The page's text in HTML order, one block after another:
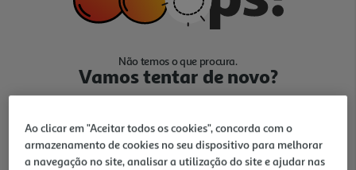
Não temos o que procura.
Vamos tentar de novo?
Ao clicar em "Aceitar todos os cookies", concorda com o
armazenamento de cookies no seu dispositivo para melhorar
a navegação no site, analisar a utilização do site e ajudar nas